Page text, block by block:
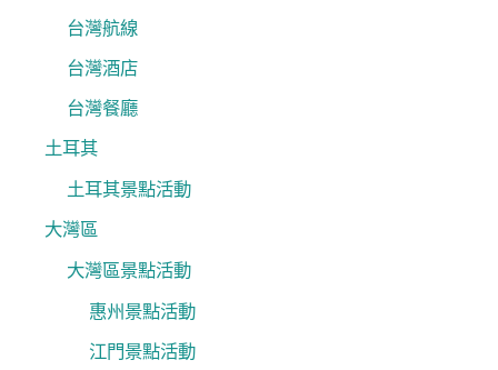
台灣航線
台灣酒店
台灣餐廳
土耳其
土耳其景點活動
大灣區
大灣區景點活動
惠州景點活動
江門景點活動